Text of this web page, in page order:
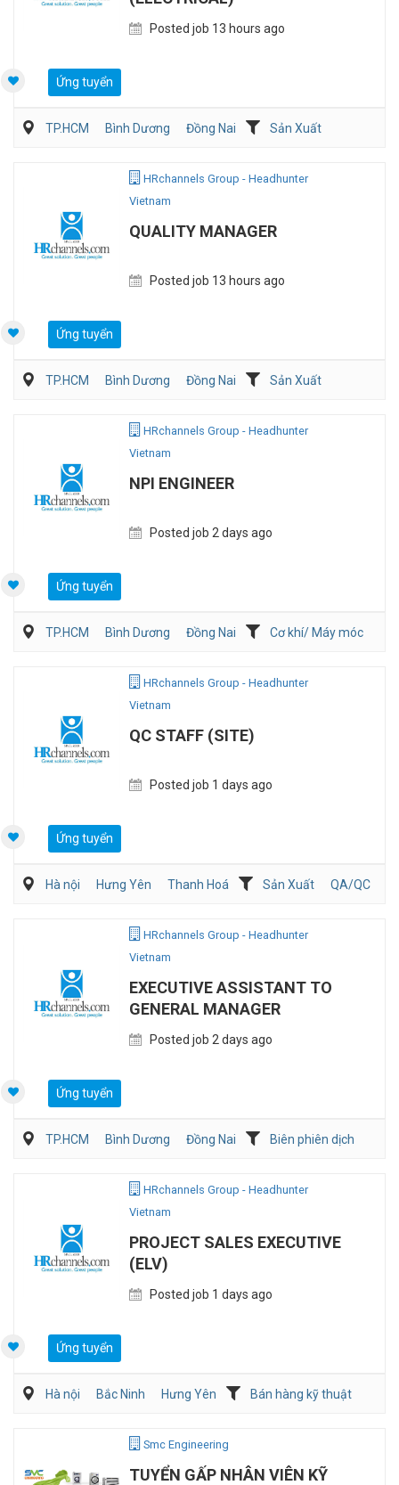
Posted job 13 hours ago
Ứng tuyển
TP.HCM Bình Dương Đồng Nai
Sản Xuất
HRchannels Group - Headhunter
Vietnam
QUALITY MANAGER
Posted job 13 hours ago
Ứng tuyển
TP.HCM Bình Dương Đồng Nai
Sản Xuất
HRchannels Group - Headhunter
Vietnam
NPI ENGINEER
Posted job 2 days ago
Ứng tuyển
TP.HCM Bình Dương Đồng Nai
Cơ khí/ Máy móc
HRchannels Group - Headhunter
Vietnam
QC STAFF (SITE)
Posted job 1 days ago
Ứng tuyển
Hà nội Hưng Yên Thanh Hoá Sản Xuất
QA/QC
HRchannels Group - Headhunter
Vietnam
EXECUTIVE ASSISTANT TO
GENERAL MANAGER
Posted job 2 days ago
Ứng tuyển
TP.HCM Bình Dương Đồng Nai
Biên phiên dịch
HRchannels Group - Headhunter
Vietnam
PROJECT SALES EXECUTIVE
(ELV)
Posted job 1 days ago
Ứng tuyển
Hà nội Bắc Ninh Hưng Yên
Bán hàng kỹ thuật
Smc Engineering
TUYỂN GẤP NHÂN VIÊN KỸ